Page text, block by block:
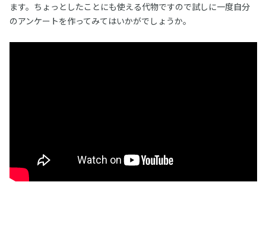
ます。ちょっとしたことにも使える代物ですので試しに一度自分
のアンケートを作ってみてはいかがでしょうか。